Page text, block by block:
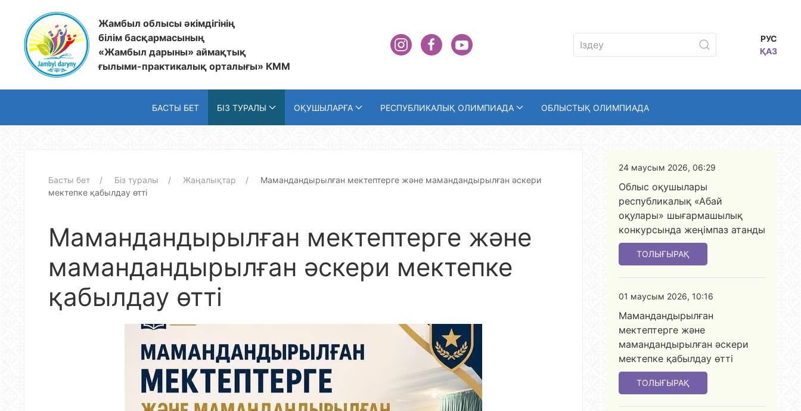
Жамбыл облысы әкімдігінің
білім басқармасының
«Жамбыл дарыны» аймақтық
ғылыми-практикалық орталығы» КММ
РУС
ҚАЗ
БАСТЫ БЕТ БІЗ ТУРАЛЫ ОҚУШЫЛАРҒА РЕСПУБЛИКАЛЫҚ ОЛИМПИАДА ОБЛЫСТЫҚ ОЛИМПИАДА
Басты бет Біз туралы Жаңалықтар
Мамандандырылған мектептерге және мамандандырылған әскери
мектепке қабылдау өтті
Мамандандырылған мектептерге және
мамандандырылған әскери мектепке
қабылдау өтті
24 маусым 2026, 06:29
Облыс оқушылары
республикалық «Абай
оқулары» шығармашылық
конкурсында жеңімпаз атанды
ТОЛЫҒЫРАҚ
01 маусым 2026, 10:16
Мамандандырылған
мектептерге және
мамандандырылған әскери
мектепке қабылдау өтті
ТОЛЫҒЫРАҚ